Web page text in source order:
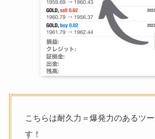
こちらは耐久力＝爆発力のあるツ
す！